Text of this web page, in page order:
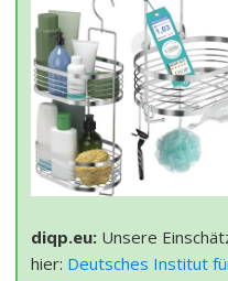
diqp.eu: Unsere
hier: Deutsches Institut